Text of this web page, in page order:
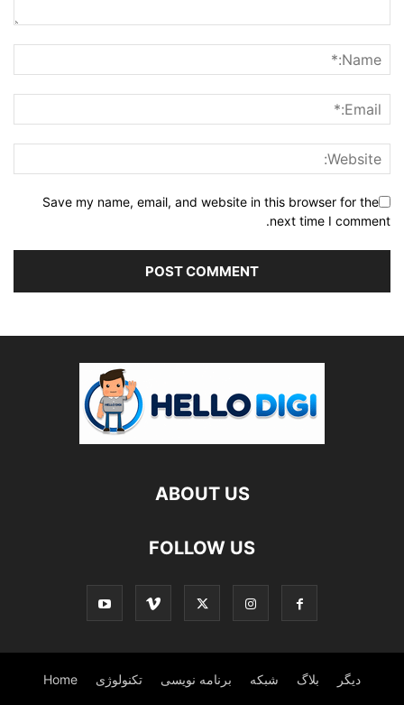
Save my name, email, and website in this browser for the
next time I comment.
ABOUT US
FOLLOW US
دیگر بلاگ شبکه برنامه نویسی تکنولوژی Home